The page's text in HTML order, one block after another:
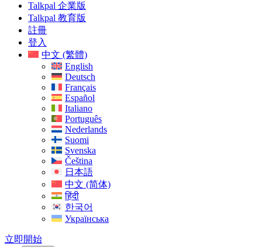
Talkpal 企業版
Talkpal 教育版
註冊
登入
中文 (繁體)
English
Deutsch
Français
Español
Italiano
Português
Nederlands
Suomi
Svenska
Čeština
日本語
中文 (简体)
हिंदी
한국어
Українська
立即開始